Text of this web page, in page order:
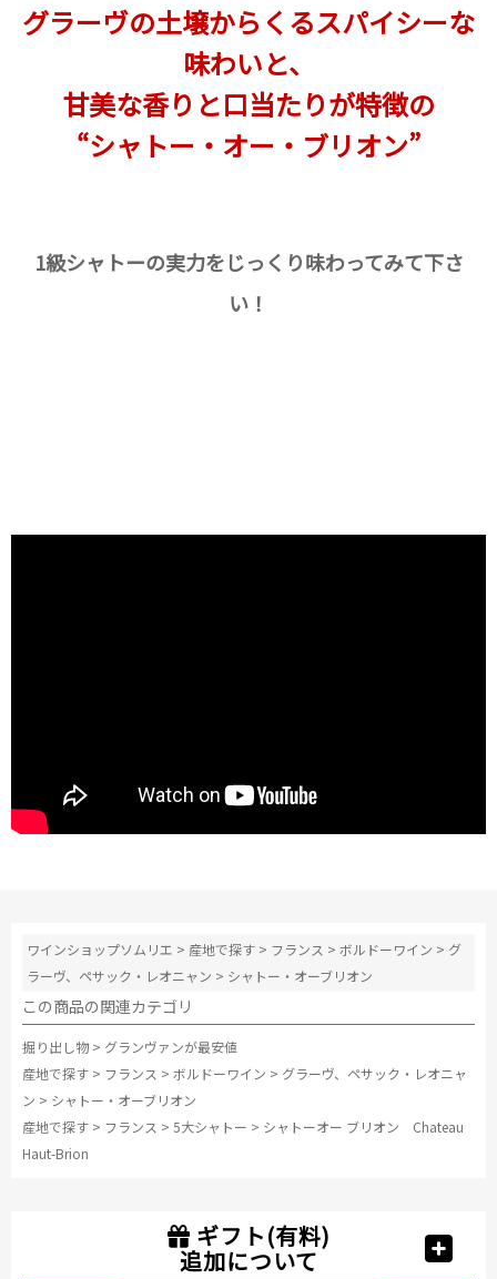
グラーヴの土壌からくるスパイシーな
味わいと、
甘美な香りと口当たりが特徴の
“シャトー・オー・ブリオン”
1級シャトーの実力をじっくり味わってみて下さ
い！
ワインショップソムリエ > 産地で探す > フランス >ボルドーワイン > グ
ラーヴ、ペサック・レオニャン > シャトー・オーブリオン
この商品の関連カテゴリ
掘り出し物 > グランヴァンが最安値
産地で探す > フランス > ボルドーワイン > グラーヴ、ペサック・レオニャ
ン > シャトー・オーブリオン
産地で探す > フランス > 5大シャトー > シャトーオー ブリオン Chateau
Haut-Brion
ギフト(有料)
追加について